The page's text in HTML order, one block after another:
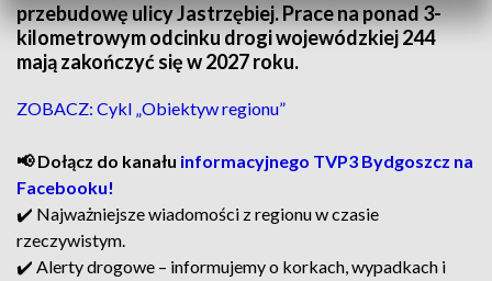
przebudowę ulicy Jastrzębiej. Prace na ponad 3-
kilometrowym odcinku drogi wojewódzkiej 244
mają zakończyć się w 2027 roku.
ZOBACZ: Cykl „Obiektyw regionu”
📢 Dołącz do kanału informacyjnego TVP3 Bydgoszcz na
Facebooku!
✔️ Najważniejsze wiadomości z regionu w czasie
rzeczywistym.
✔️ Alerty drogowe – informujemy o korkach, wypadkach i